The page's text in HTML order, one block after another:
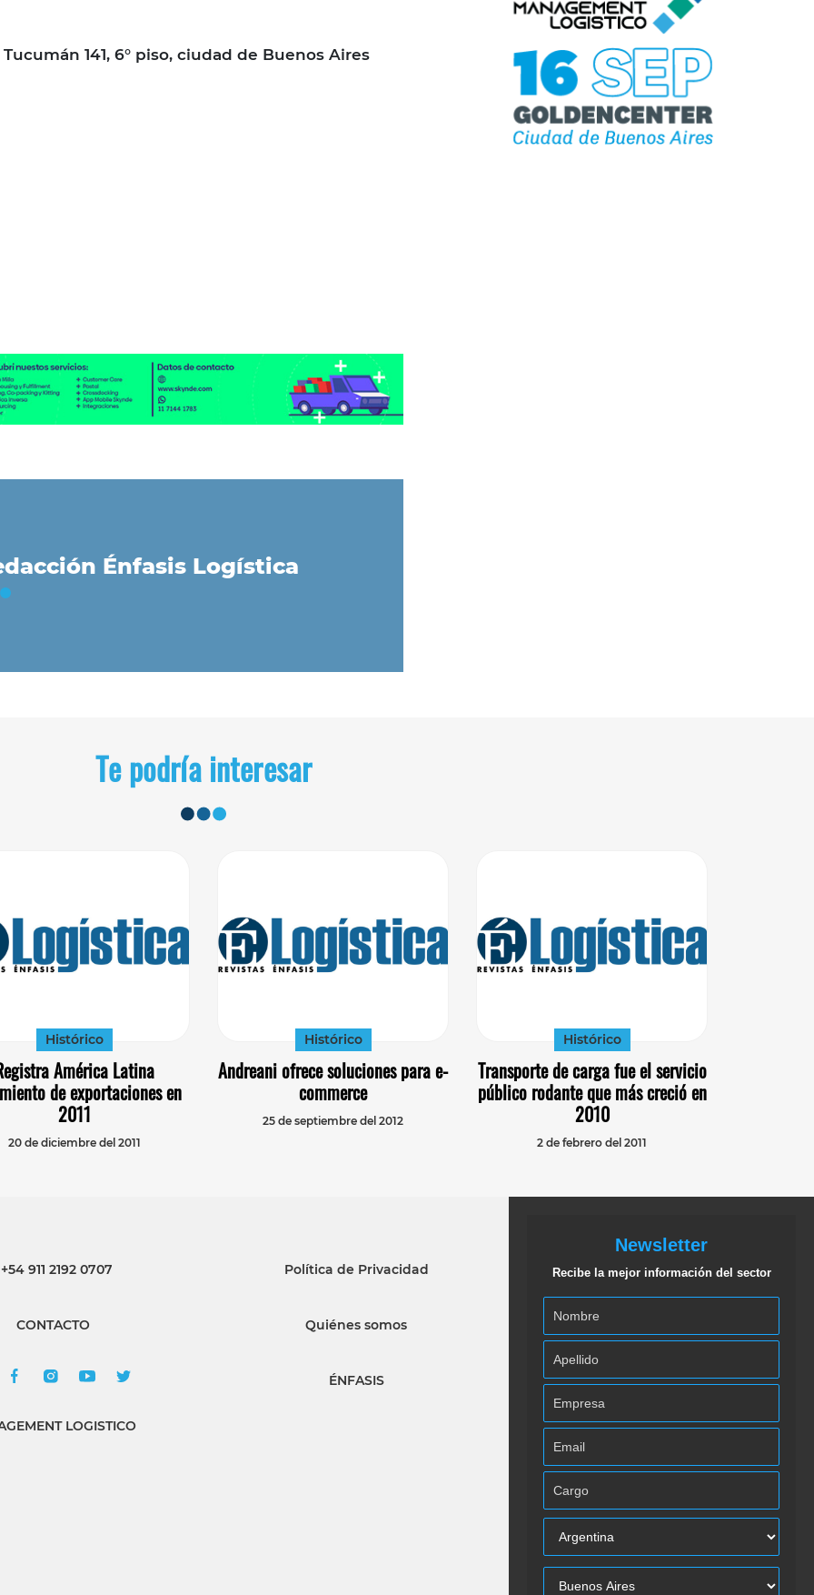
Tucumán 141, 6° piso, ciudad de Buenos Aires
Énfasis Logística
Te podría interesar
Histórico
América Latina
de exportaciones en
2011
20 de diciembre del 2011
Histórico
Andreani ofrece soluciones para e-
commerce
25 de septiembre del 2012
Histórico
Transporte de carga fue el servicio
público rodante que más creció en
2010
2 de febrero del 2011
911 2192 0707
CONTACTO
LOGISTICO
Política de Privacidad
Quiénes somos
ÉNFASIS
Newsletter
Recibe la mejor información del sector